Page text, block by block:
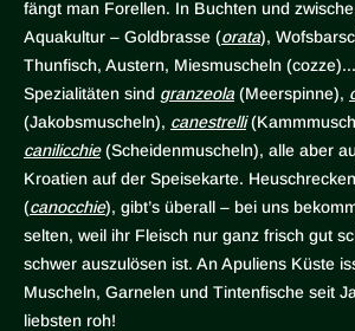
fängt man Forellen. In Buchten und
Aquakultur – Goldbrasse (orata),
Thunfisch, Austern, Miesmuscheln
Spezialitäten sind granzeola (Meerspinne),
(Jakobsmuscheln), canestrelli
canilicchie(Scheidenmuscheln), alle aber
Kroatien auf der Speisekarte.
(canocchie), gibt’s überall – bei uns
selten, weil ihr Fleisch nur ganz frisch gut
schwer auszulösen ist. An Apuliens Küste
Muscheln, Garnelen und Tintenfische seit
liebsten roh!